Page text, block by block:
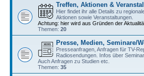
Treffen, Aktionen &
Hier findet ihr alle Details zu
Aktionen sowie Veranstaltungen.
Achtung: hier wird aus Gründen der
Themen: 20
Presse, Medien, Seminare/
Presseanfragen, Anfragen für TV-
Radiosendungen. Infos über
Auch Anfragen zu Studien etc.
Themen: 35